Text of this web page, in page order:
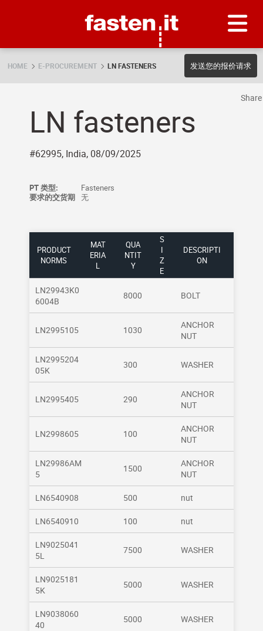
HOME E-PROCUREMENT LN FASTENERS 发送您的报价请求
LN fasteners
#62995, India, 08/09/2025
PT 类型:
Fasteners
要求的交货期 无
PRODUCT
NORMS
MAT
ERIA
L
QUA
NTIT
Y
S
I
Z
E
DESCRIPTI
ON
LN29943K0
6004B
8000 BOLT
LN2995105 1030
ANCHOR
NUT
LN2995204
05K
300 WASHER
LN2995405 290
ANCHOR
NUT
LN2998605 100
ANCHOR
NUT
LN29986AM
5
1500
ANCHOR
NUT
LN6540908 500 nut
LN6540910 100 nut
LN9025041
5L
7500 WASHER
LN9025181
5K
5000 WASHER
LN9038060
40
5000 WASHER
Share